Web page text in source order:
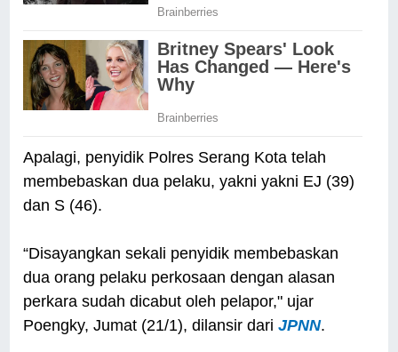
Apalagi, penyidik Polres Serang Kota telah
membebaskan dua pelaku, yakni yakni EJ (39)
dan S (46).
“Disayangkan sekali penyidik membebaskan
dua orang pelaku perkosaan dengan alasan
perkara sudah dicabut oleh pelapor," ujar
Poengky, Jumat (21/1), dilansir dariJPNN.